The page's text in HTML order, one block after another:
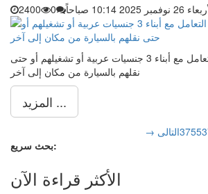
نوفمبر 2025 10:14 صباحاً 0
2400
السعودية توضّح منع التعامل مع أبناء 3 جنسيات عربية أو تشغيلهم أو حتى
نقلهم بالسيارة من مكان إلى آخر
المزيد ...
3755
بحث سريع:
الأكثر قراءة الآن